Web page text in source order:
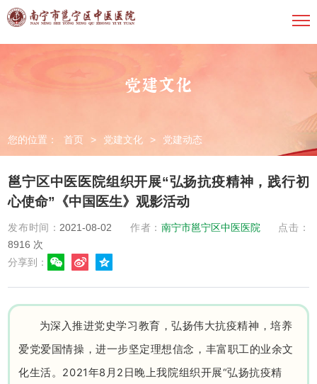
党建文化
您的位置： 首页 > 党建文化 > 党建动态
邕宁区中医医院组织开展“弘扬抗疫精神，践行初
心使命”《中国医生》观影活动
发布时间：2021-08-02 作者： 南宁市邕宁区中医医院
点击：
8916 次
分享到：
为深入推进党史学习教育，弘扬伟大抗疫精神，培养
爱党爱国情操，进一步坚定理想信念，丰富职工的业余文
化生活。2021年8月2日晚上我院组织开展“弘扬抗疫精